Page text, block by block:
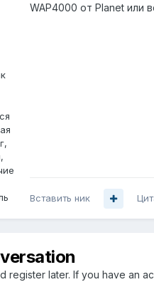
WAP4000 от Planet или
Вставить ник
register later. If you have an